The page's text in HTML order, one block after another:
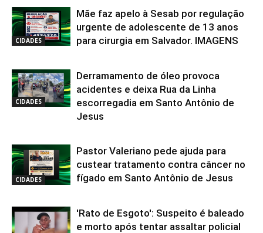
CIDADES
Mãe faz apelo à Sesab por regulação
urgente de adolescente de 13 anos
para cirurgia em Salvador. IMAGENS
CIDADES
Derramamento de óleo provoca
acidentes e deixa Rua da Linha
escorregadia em Santo Antônio de
Jesus
CIDADES
Pastor Valeriano pede ajuda para
custear tratamento contra câncer no
fígado em Santo Antônio de Jesus
'Rato de Esgoto': Suspeito é baleado
e morto após tentar assaltar policial